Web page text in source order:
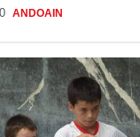
ANDOAIN